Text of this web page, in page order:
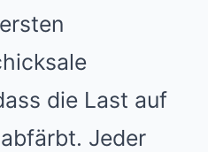
die Last auf
Jeder